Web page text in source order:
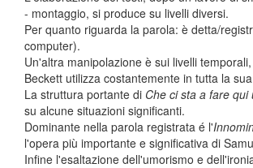
- montaggio, si produce su livelli diversi.
Per quanto riguarda la parola: è detta/
computer).
Un'altra manipolazione è sui livelli
Beckett utilizza costantemente in tutta la
La struttura portante di Che ci sta a fare qui
su alcune situazioni significanti.
Dominante nella parola registrata é l'
l'opera più importante e significativa di
Infine l'esaltazione dell'umorismo e